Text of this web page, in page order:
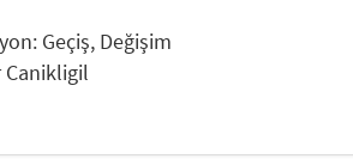
Geçiş, Değişim